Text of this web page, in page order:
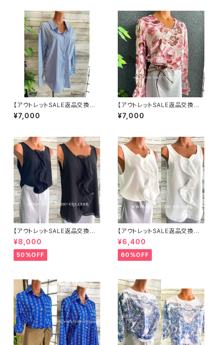
【アウトレットSALE返品交換不
可8/20まで】フランスインポー
ト・BIGシャツ｜ピンストライプ
¥7,000
【アウトレットSALE返品交換不
可8/20まで】イタリア製トップス
｜ Made in ITALY｜フリル長
¥7,000
【アウトレットSALE返品交換不
可8/20まで】イタリア製 CASA
DEILUCA ITALY｜前フリル＆B
IGフリルトップス /ブラック
¥8,000
50%OFF
【アウトレットSALE返品交換不
可8/20まで】イタリア製 CASA
DEILUCA ITALY｜前フリル＆B
IGフリルトップス /ホワイト
¥6,400
60%OFF